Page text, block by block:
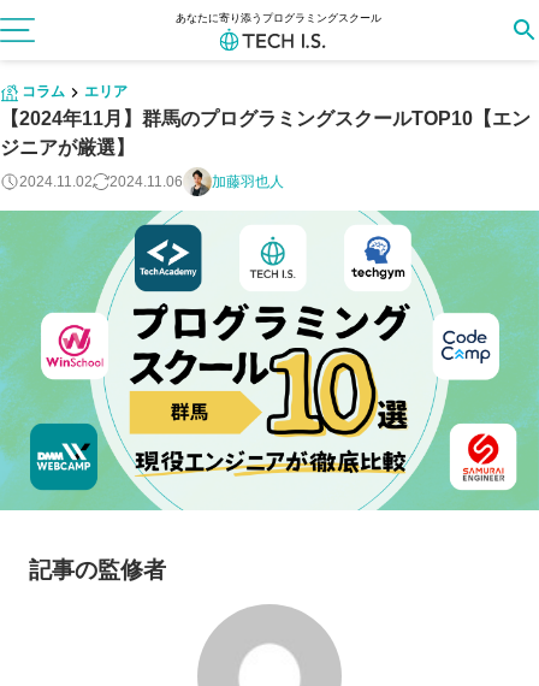
あなたに寄り添うプログラミングスクール
コラム エリア
【2024年11月】群馬のプログラミングスクールTOP10【エン
ジニアが厳選】
2024.11.02 2024.11.06 加藤羽也人
記事の監修者